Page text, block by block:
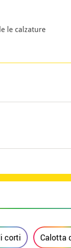
le calzature
corti Calotta